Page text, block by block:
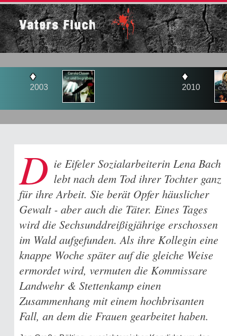
Vaters Fluch
D ie Eifeler Sozialarbeiterin Lena Bach
lebt nach dem Tod ihrer Tochter ganz
für ihre Arbeit. Sie berät Opfer häuslicher
Gewalt - aber auch die Täter. Eines Tages
wird die Sechsunddreißigjährige erschossen
im Wald aufgefunden. Als ihre Kollegin eine
knappe Woche später auf die gleiche Weise
ermordet wird, vermuten die Kommissare
Landwehr & Stettenkamp einen
Zusammenhang mit einem hochbrisanten
Fall, an dem die Frauen gearbeitet haben.